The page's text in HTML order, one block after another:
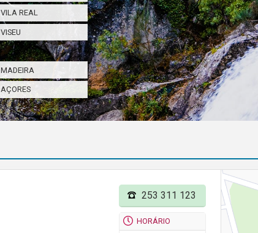
VILA REAL
VISEU
MADEIRA
AÇORES
253 311 123
HORÁRIO